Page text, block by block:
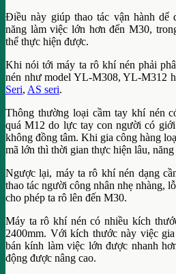
Điều này giúp thao tác vận hành dể
năng làm việc lớn hơn đến M30,
thể thực hiện được.
Khi nói tới máy ta rô khí nén phải
nén như model YL-M308, YL-M312
Seri, AS seri.
Thông thường loại cầm tay khí nén
quá M12 do lực tay con người có
không đồng tâm. Khi gia công hàng
mã lớn thì thời gian thực hiện lâu,
Ngược lại, máy ta rô khí nén dạng
thao tác người công nhân nhẹ nhàng,
cho phép ta rô lên đến M30.
Máy ta rô khí nén có nhiều kích
2400mm. Với kích thước này việc
bán kính làm việc lớn được nhanh
động được nâng cao.